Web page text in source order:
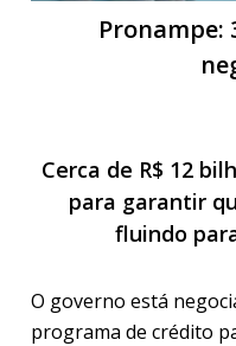
Pronampe:
Cerca de R$ 12
para garantir
fluindo
O governo está
programa de crédito